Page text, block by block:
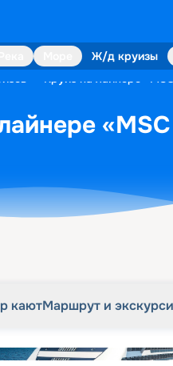
Ж/д круизы
Круиз на лайнере
каютМаршрут и